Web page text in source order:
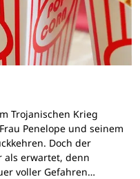
Trojanischen Krieg
Penelope und seinem
Doch der
als erwartet, denn
voller Gefahren…